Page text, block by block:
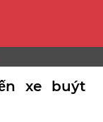
xe buýt